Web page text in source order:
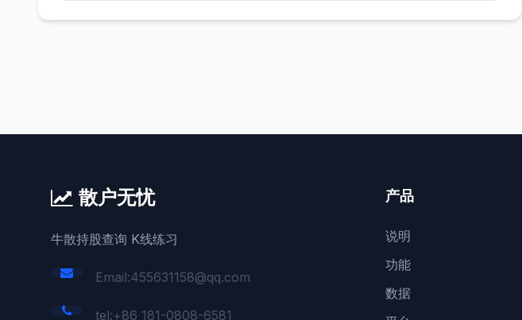
散户无忧
牛散持股查询 K线练习
Email:455631158@qq.com
tel:+86 181-0808-6581
产品
说明
功能
数据